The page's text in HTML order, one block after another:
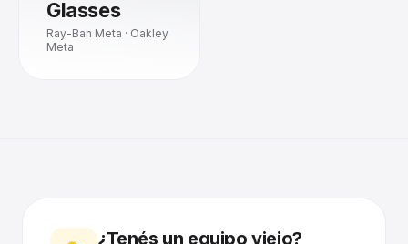
Glasses
Ray-Ban Meta · Oakley
Meta
¿Tenés un equipo viejo?